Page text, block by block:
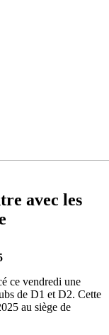
avec les
ce vendredi une
de D1 et D2. Cette
au siège de